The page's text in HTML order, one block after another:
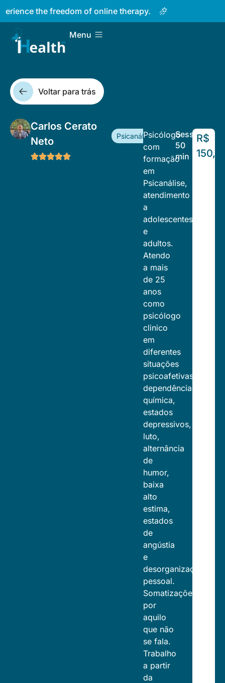
Taking care of your mind has
Menu
Voltar para trás
Carlos Cerato
Neto
PsicanálisePsicólogo
com
formação
em
Psicanálise,
atendimento
a
adolescentes
e
adultos.
Atendo
a mais
de 25
anos
como
psicólogo
clinico
em
diferentes
situações
psicoafetivas,
dependência
química,
estados
depressivos,
luto,
alternância
de
humor,
baixa
alto
estima,
estados
de
angústia
e
desorganização
pessoal.
Somatizações
por
aquilo
que não
se fala.
Trabalho
a partir
da
Sessão
50
min
R$